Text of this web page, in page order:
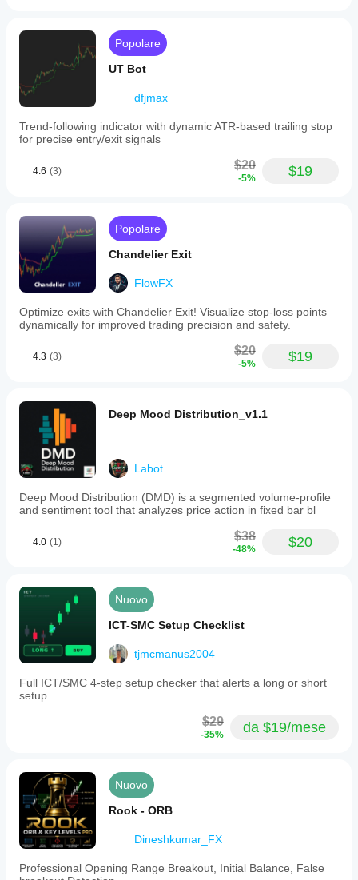
EMA
overbought/oversold
levels,
and
timeframe
selection.
The
indicator
is
for
markets
including
Forex,
stocks,
commodities,
indices,
cryptocurrencies.
Popolare
UT Bot
dfjmax
Trend-following indicator with dynamic ATR-based trailing stop
for precise entry/exit signals
4.6 (3) $20
-5% $19
Popolare
Chandelier Exit
FlowFX
Optimize exits with Chandelier Exit! Visualize stop-loss points
dynamically for improved trading precision and safety.
4.3 (3) $20
-5% $19
Deep Mood Distribution_v1.1
Labot
Deep Mood Distribution (DMD) is a segmented volume-profile
and sentiment tool that analyzes price action in fixed bar bl
4.0 (1) $38
-48% $20
Nuovo
ICT-SMC Setup Checklist
tjmcmanus2004
Full ICT/SMC 4-step setup checker that alerts a long or short
setup.
$29
-35% da $19/mese
Nuovo
Rook - ORB
Dineshkumar_FX
Professional Opening Range Breakout, Initial Balance, False